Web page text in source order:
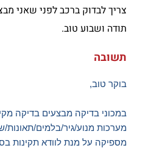
צריך לבדוק ברכב לפני שאני
תודה ושבוע טוב.
תשובה
בוקר טוב,
במכוני בדיקה מבצעים בדיקה
מערכות מנוע/גיר/בלמים/תאונות/
מספיקה על מנת לוודא תקינות